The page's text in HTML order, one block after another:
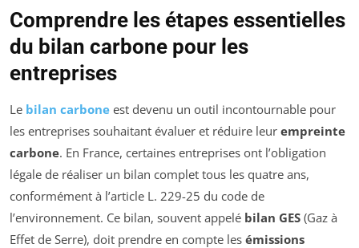
Comprendre les étapes essentielles
du bilan carbone pour les
entreprises
Le bilan carbone est devenu un outil incontournable pour
les entreprises souhaitant évaluer et réduire leur empreinte
carbone. En France, certaines entreprises ont l’obligation
légale de réaliser un bilan complet tous les quatre ans,
conformément à l’article L. 229-25 du code de
l’environnement. Ce bilan, souvent appelé bilan GES (Gaz à
Effet de Serre), doit prendre en compte les émissions